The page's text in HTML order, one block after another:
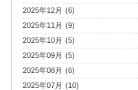
2025年12月 (6)
2025年11月 (9)
2025年10月 (5)
2025年09月 (5)
2025年08月 (6)
2025年07月 (10)